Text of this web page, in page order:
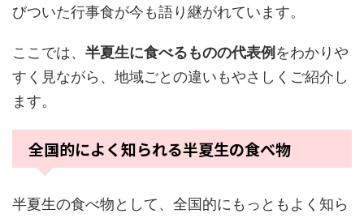
びついた行事食が今も語り継がれています。
ここでは、 半夏生に食べるものの代表例 をわかりや
すく見ながら、地域ごとの違いもやさしくご紹介し
ます。
全国的によく知られる半夏生の食べ物
半夏生の食べ物として、全国的にもっともよく知ら